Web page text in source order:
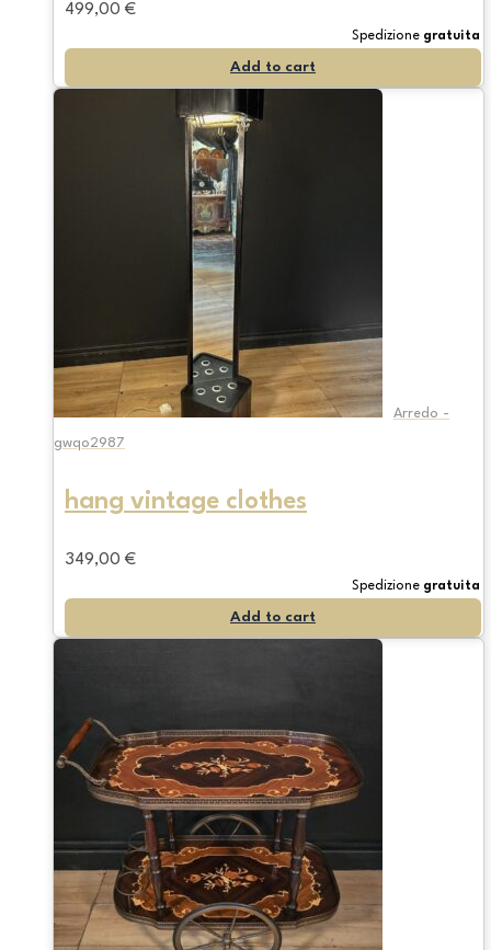
499,00 €
Spedizione gratuita
Add to cart
Arredo -
gwqo2987
hang vintage clothes
349,00 €
Spedizione gratuita
Add to cart